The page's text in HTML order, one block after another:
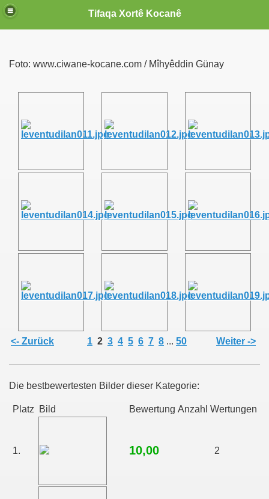
Tifaqa Xortê Kocanê
Foto: www.ciwane-kocane.com / Mîhyêddin Günay
<- Zurück 1 2 3 4 5 6 7 8 ... 50 Weiter ->
Die bestbewertesten Bilder dieser Kategorie:
Platz Bild Bewertung Anzahl Wertungen
1. 10,00 2